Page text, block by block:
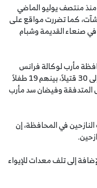
منذ منتصف يوليو الماضي
كما تضررت مواقع على
صنعاء القديمة وشبام
مأرب لوكالة فرانس
برس، أن " حصيلة ضحايا مأرب ارتفعت إلى 30 قتيلاً، بينهم 19 طفلاً
السيول المتدفقة وفيضان سد مأرب
في المحافظة، إن
إلى تلف معدات للإيواء